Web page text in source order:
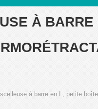
À BARRE
à barre en L, petite